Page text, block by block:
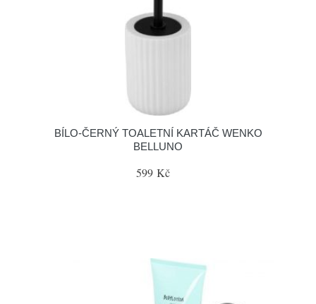
BÍLO-ČERNÝ TOALETNÍ KARTÁČ WENKO
BELLUNO
599 Kč